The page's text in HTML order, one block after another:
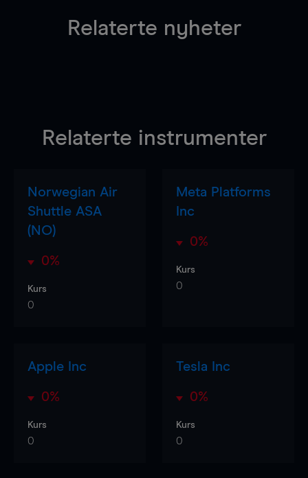
Relaterte nyheter
Relaterte instrumenter
Norwegian Air
Shuttle ASA
(NO)
0%
Kurs
0
Meta Platforms
Inc
0%
Kurs
0
Apple Inc
0%
Kurs
0
Tesla Inc
0%
Kurs
0